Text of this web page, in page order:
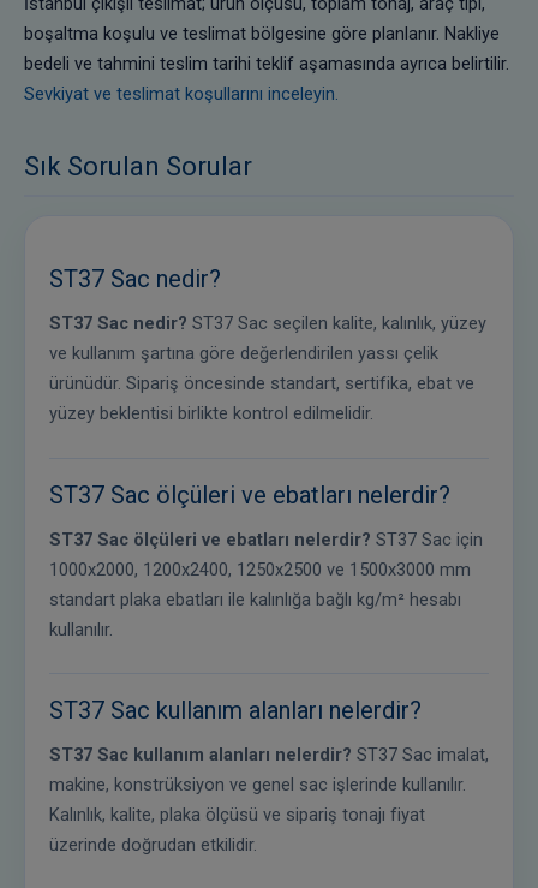
boşaltma koşulu ve teslimat bölgesine göre planlanır. Nakliye
bedeli ve tahmini teslim tarihi teklif aşamasında ayrıca belirtilir.
Sevkiyat ve teslimat koşullarını inceleyin.
Sık Sorulan Sorular
ST37 Sac nedir?
ST37 Sac nedir? ST37 Sac seçilen kalite, kalınlık, yüzey
ve kullanım şartına göre değerlendirilen yassı çelik
ürünüdür. Sipariş öncesinde standart, sertifika, ebat ve
yüzey beklentisi birlikte kontrol edilmelidir.
ST37 Sac ölçüleri ve ebatları nelerdir?
ST37 Sac ölçüleri ve ebatları nelerdir? ST37 Sac için
1000x2000, 1200x2400, 1250x2500 ve 1500x3000 mm
standart plaka ebatları ile kalınlığa bağlı kg/m² hesabı
kullanılır.
ST37 Sac kullanım alanları nelerdir?
ST37 Sac kullanım alanları nelerdir? ST37 Sac imalat,
makine, konstrüksiyon ve genel sac işlerinde kullanılır.
Kalınlık, kalite, plaka ölçüsü ve sipariş tonajı fiyat
üzerinde doğrudan etkilidir.